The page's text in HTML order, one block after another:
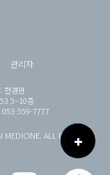
관리자
한경완
5~10층
559-7777
ALL RIGHT